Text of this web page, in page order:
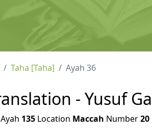
Taha [Taha] Ayah 36
- Yusuf
135Location Maccah Number20